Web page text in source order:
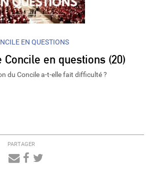
EN QUESTIONS
Concile en questions (20)
du Concile a-t-elle fait difficulté ?
PARTAGER